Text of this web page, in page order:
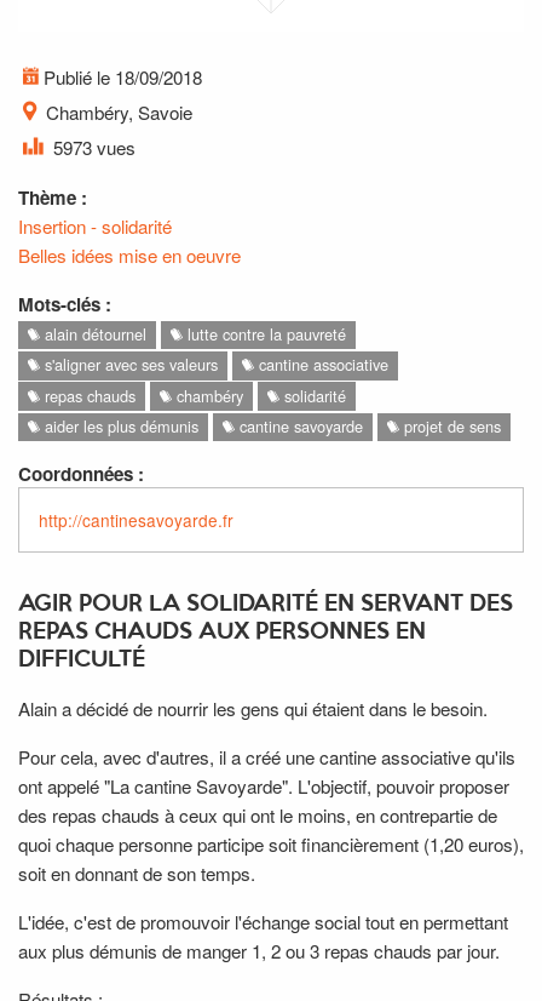
Publié le 18/09/2018
Chambéry, Savoie
5973 vues
Thème :
Insertion - solidarité
Belles idées mise en oeuvre
Mots-clés :
alain détournel
lutte contre la pauvreté
s'aligner avec ses valeurs
cantine associative
repas chauds
chambéry
solidarité
aider les plus démunis
cantine savoyarde projet de sens
Coordonnées :
http://cantinesavoyarde.fr
AGIR POUR LA SOLIDARITÉ EN SERVANT DES
REPAS CHAUDS AUX PERSONNES EN
DIFFICULTÉ
Alain a décidé de nourrir les gens qui étaient dans le besoin.
Pour cela, avec d'autres, il a créé une cantine associative qu'ils
ont appelé "La cantine Savoyarde". L'objectif, pouvoir proposer
des repas chauds à ceux qui ont le moins, en contrepartie de
quoi chaque personne participe soit financièrement (1,20 euros),
soit en donnant de son temps.
L'idée, c'est de promouvoir l'échange social tout en permettant
aux plus démunis de manger 1, 2 ou 3 repas chauds par jour.